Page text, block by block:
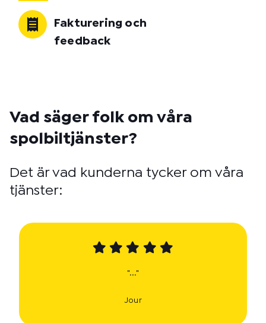
Fakturering och
feedback
Vad säger folk om våra
spolbiltjänster?
Det är vad kunderna tycker om våra
tjänster:
"..."
Jour